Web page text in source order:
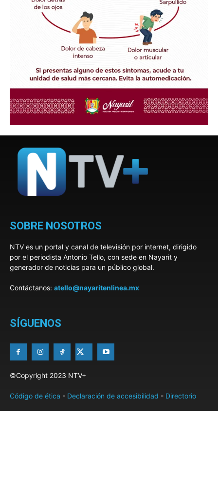
SOBRE NOSOTROS
NTV es un portal y canal de televisión por internet, dirigido
por el periodista Antonio Tello, con sede en Nayarit y
generador de noticias para un público global.
Contáctanos: atello@nayaritenlinea.mx
SÍGUENOS
©Copyright 2023 NTV+
Código de ética - Declaración de accesibilidad - Directorio